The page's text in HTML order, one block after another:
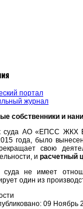
портал
журнал
собственники и
суда АО «ЕПСС ЖКХ
года, было
свою
и расчетный
суда не имеет
один из
09 Ноябрь